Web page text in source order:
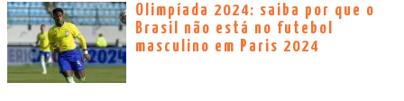
Olimpíada 2024: saiba por que o
Brasil não está no futebol
masculino em Paris 2024